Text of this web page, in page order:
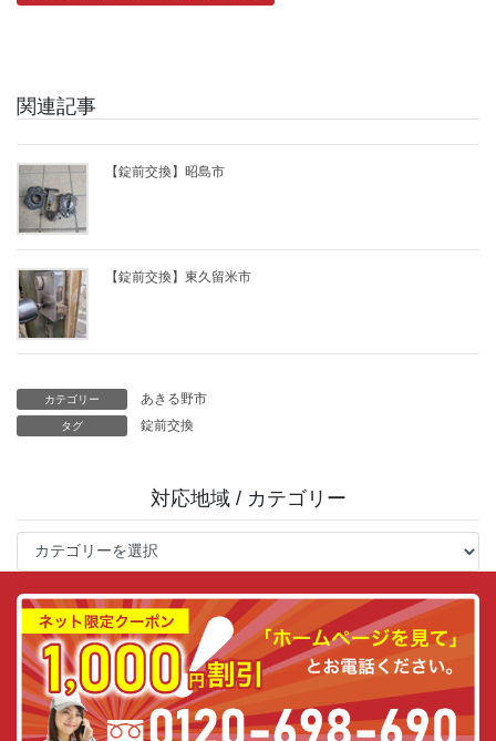
関連記事
【錠前交換】昭島市
【錠前交換】東久留米市
カテゴリー あきる野市
タグ 錠前交換
対応地域 / カテゴリー
応
地
カ
テ
ゴ